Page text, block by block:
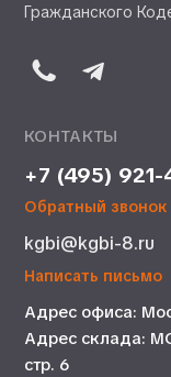
Гражданского
КОНТАКТЫ
+7 (495)
Обратный звонок
kgbi@kgbi-8.ru
Написать письмо
Адрес офиса:
Адрес склада:
стр. 6